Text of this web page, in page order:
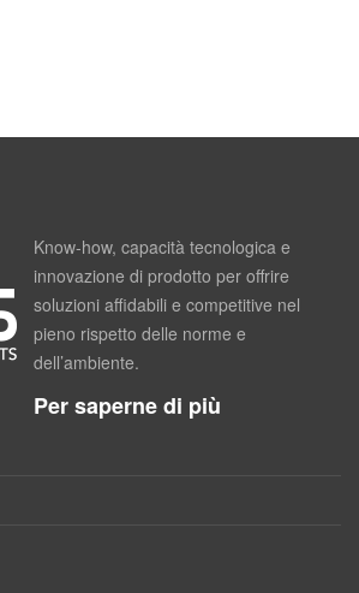
Know-how, capacità tecnologica e
innovazione di prodotto per offrire
soluzioni affidabili e competitive nel
pieno rispetto delle norme e
dell’ambiente.
Per saperne di più